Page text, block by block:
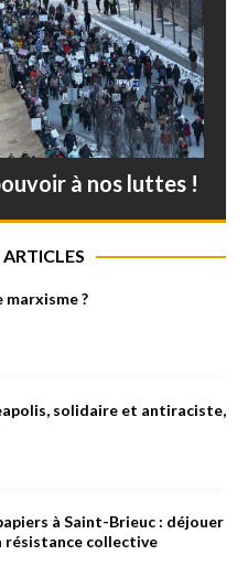
à nos luttes !
ARTICLES
marxisme ?
solidaire et antiraciste,
à Saint-Brieuc : déjouer
résistance collective